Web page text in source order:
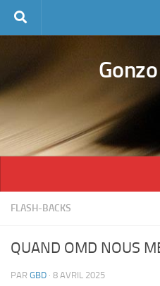
Skip to content
FLASH-BACKS
QUAND OMD NOUS
PAR GBD · 8 AVRIL 2025